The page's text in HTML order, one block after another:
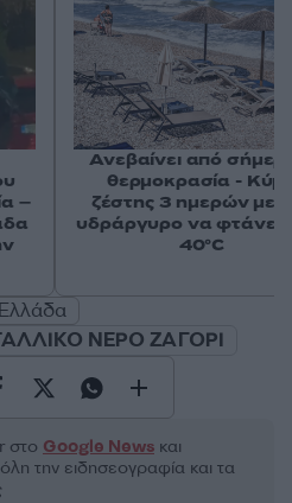
Ελλάδα
ΝΕΡΟ ΖΑΓΟΡΙ
στο Google News και
την ειδησεογραφία και τα
–
Ανεβαίνει από
θερμοκρασία -
ζέστης 3 ημερών με
υδράργυρο να φτάνει
40°C